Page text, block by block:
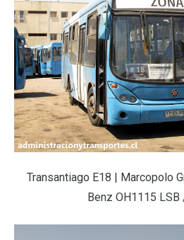
Transantiago E18 | Marcopolo
Benz OH1115 LSB